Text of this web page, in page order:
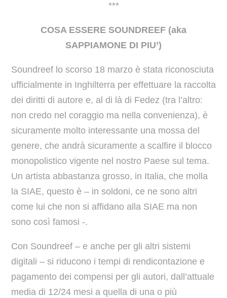
***
COSA ESSERE SOUNDREEF (aka
SAPPIAMONE DI PIU’)
Soundreef lo scorso 18 marzo è stata riconosciuta
ufficialmente in Inghilterra per effettuare la raccolta
dei diritti di autore e, al di là di Fedez (tra l’altro:
non credo nel coraggio ma nella convenienza), è
sicuramente molto interessante una mossa del
genere, che andrà sicuramente a scalfire il blocco
monopolistico vigente nel nostro Paese sul tema.
Un artista abbastanza grosso, in Italia, che molla
la SIAE, questo è – in soldoni, ce ne sono altri
come lui che non si affidano alla SIAE ma non
sono così famosi -.
Con Soundreef – e anche per gli altri sistemi
digitali – si riducono i tempi di rendicontazione e
pagamento dei compensi per gli autori, dall’attuale
media di 12/24 mesi a quella di una o più